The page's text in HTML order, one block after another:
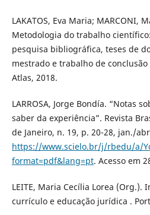
LAKATOS, Eva Maria; MARCONI,
Metodologia do trabalho
pesquisa bibliográfica, teses de
mestrado e trabalho de conclusão
Atlas, 2018.
LARROSA, Jorge Bondía. “Notas
saber da experiência”. Revista
de Janeiro, n. 19, p. 20-28, jan./
https://www.scielo.br/j/rbedu/a/
format=pdf&lang=pt. Acesso em
LEITE, Maria Cecília Lorea (Org.).
currículo e educação jurídica .